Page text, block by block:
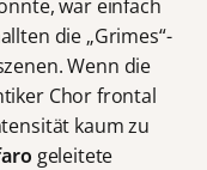
war einfach
die „Grimes“-
Wenn die
Chor frontal
kaum zu
geleitete